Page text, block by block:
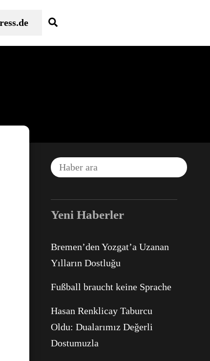
Yeni Haberler
Bremen’den Yozgat’a Uzanan
Yılların Dostluğu
Fußball braucht keine Sprache
Hasan Renklicay Taburcu
Oldu: Dualarımız Değerli
Dostumuzla